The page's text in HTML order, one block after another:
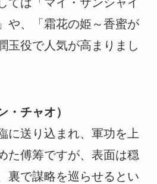
や、「霜花の姫～香蜜が
玉役で人気が高まりまし
・チャオ）
に送り込まれ、軍功を上
た傅筹ですが、表面は穏
裏で謀略を巡らせるとい